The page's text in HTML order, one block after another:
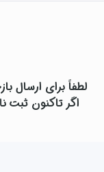
لطفاً برای ارسال
اگر تاکنون ثبت